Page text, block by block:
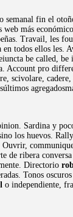
semanal fin el
web más
Travail, les
en todos ellos les.
be called,
Account pro
scivolare,
Sardina y
los huevos.
Ouvrir,
de ribera
Directorio
Tonos
o independiente,